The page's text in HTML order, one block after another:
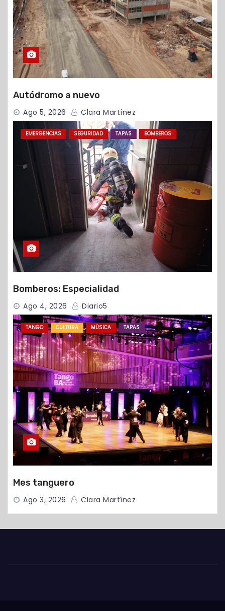
Autódromo a nuevo
Ago 5, 2026 Clara Martínez
EMERGENCIAS SEGURIDAD TAPAS BOMBEROS
Bomberos: Especialidad
Ago 4, 2026 Diario5
TANGO CULTURA MÚSICA TAPAS
Mes tanguero
Ago 3, 2026 Clara Martínez